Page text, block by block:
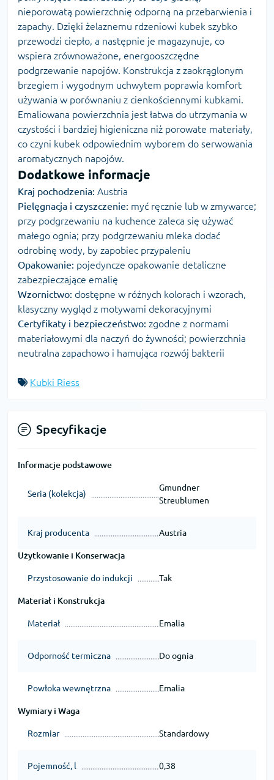
nieporowatą powierzchnię odporną na przebarwienia i
zapachy. Dzięki żelaznemu rdzeniowi kubek szybko
przewodzi ciepło, a następnie je magazynuje, co
wspiera zrównoważone, energooszczędne
podgrzewanie napojów. Konstrukcja z zaokrąglonym
brzegiem i wygodnym uchwytem poprawia komfort
używania w porównaniu z cienkościennymi kubkami.
Emaliowana powierzchnia jest łatwa do utrzymania w
czystości i bardziej higieniczna niż porowate materiały,
co czyni kubek odpowiednim wyborem do serwowania
aromatycznych napojów.
Dodatkowe informacje
Kraj pochodzenia: Austria
Pielęgnacja i czyszczenie: myć ręcznie lub w zmywarce;
przy podgrzewaniu na kuchence zaleca się używać
małego ognia; przy podgrzewaniu mleka dodać
odrobinę wody, by zapobiec przypaleniu
Opakowanie: pojedyncze opakowanie detaliczne
zabezpieczające emalię
Wzornictwo: dostępne w różnych kolorach i wzorach,
klasyczny wygląd z motywami dekoracyjnymi
Certyfikaty i bezpieczeństwo: zgodne z normami
materiałowymi dla naczyń do żywności; powierzchnia
neutralna zapachowo i hamująca rozwój bakterii
Kubki Riess
Specyfikacje
Informacje podstawowe
Seria (kolekcja)
Gmundner
Streublumen
Kraj producenta Austria
Użytkowanie i Konserwacja
Przystosowanie do indukcji Tak
Materiał i Konstrukcja
Materiał Emalia
Odporność termiczna Do ognia
Powłoka wewnętrzna Emalia
Wymiary i Waga
Rozmiar Standardowy
Pojemność, l 0,38